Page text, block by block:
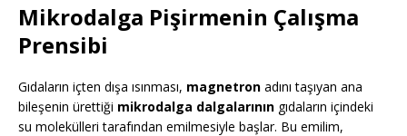
Mikrodalga Pişirmenin Çalışma
Prensibi
Gıdaların içten dışa ısınması, magnetron adını taşıyan ana
bileşenin ürettiği mikrodalga dalgalarının gıdaların içindeki
su molekülleri tarafından emilmesiyle başlar. Bu emilim,